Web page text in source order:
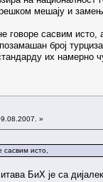
мешају и
сасвим исто,
број
их намерно
»
исто,
БиХ је са